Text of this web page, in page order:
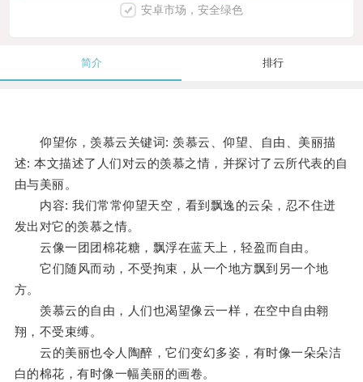
安卓市场，安全绿色
简介 排行
仰望你，羡慕云关键词: 羡慕云、仰望、自由、美丽描
述: 本文描述了人们对云的羡慕之情，并探讨了云所代表的自
由与美丽。
内容: 我们常常仰望天空，看到飘逸的云朵，忍不住迸
发出对它的羡慕之情。
云像一团团棉花糖，飘浮在蓝天上，轻盈而自由。
它们随风而动，不受拘束，从一个地方飘到另一个地
方。
羡慕云的自由，人们也渴望像云一样，在空中自由翱
翔，不受束缚。
云的美丽也令人陶醉，它们变幻多姿，有时像一朵朵洁
白的棉花，有时像一幅美丽的画卷。